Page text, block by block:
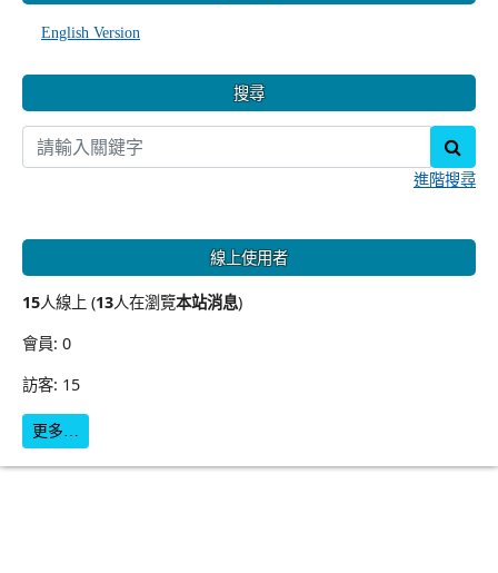
English Version
搜尋
進階搜尋
線上使用者
15人線上 (13人在瀏覽本站消息)
會員: 0
訪客: 15
更多…